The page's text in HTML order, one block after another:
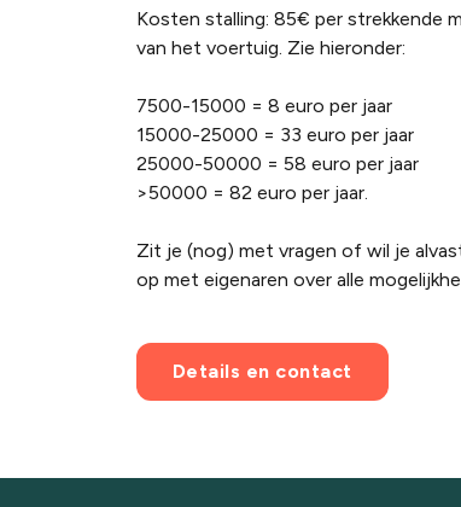
Kosten stalling: 85€ per strekkende
van het voertuig. Zie hieronder:
7500-15000 = 8 euro per jaar
15000-25000 = 33 euro per jaar
25000-50000 = 58 euro per jaar
>50000 = 82 euro per jaar.
Zit je (nog) met vragen of wil je
op met eigenaren over alle
Details en contact